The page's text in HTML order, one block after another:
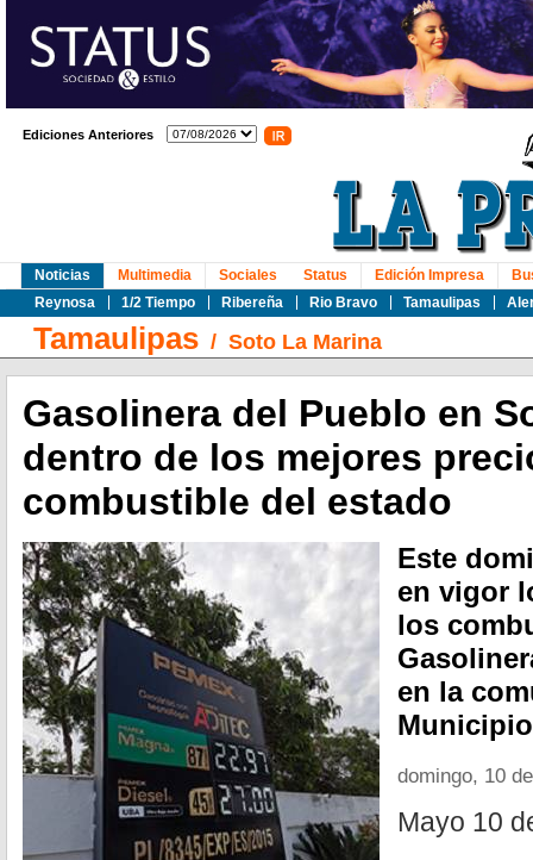
Ediciones Anteriores
Noticias
Reynosa
1/2 Tiempo Ribereña Rio Bravo Tamaulipas
Multimedia Sociales Status Edición Impresa
Tamaulipas / Soto La Marina
Gasolinera del Pueblo en
dentro de los mejores
combustible del estado
Este
en vigor
los
en la
domingo, 10
Mayo 10